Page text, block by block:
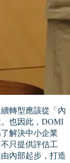
轉型應該從「內
也因此，DOMI
解決中小企業
只提供評估工
內部起步，打造